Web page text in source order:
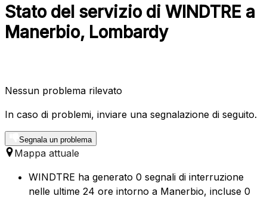
Stato del servizio di WINDTRE a
Manerbio, Lombardy
Nessun problema rilevato
In caso di problemi, inviare una segnalazione di seguito.
Segnala un problema
Mappa attuale
WINDTRE ha generato 0 segnali di interruzione
nelle ultime 24 ore intorno a Manerbio, incluse 0